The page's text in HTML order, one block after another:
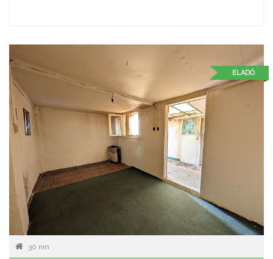
ELADÓ
30 nm